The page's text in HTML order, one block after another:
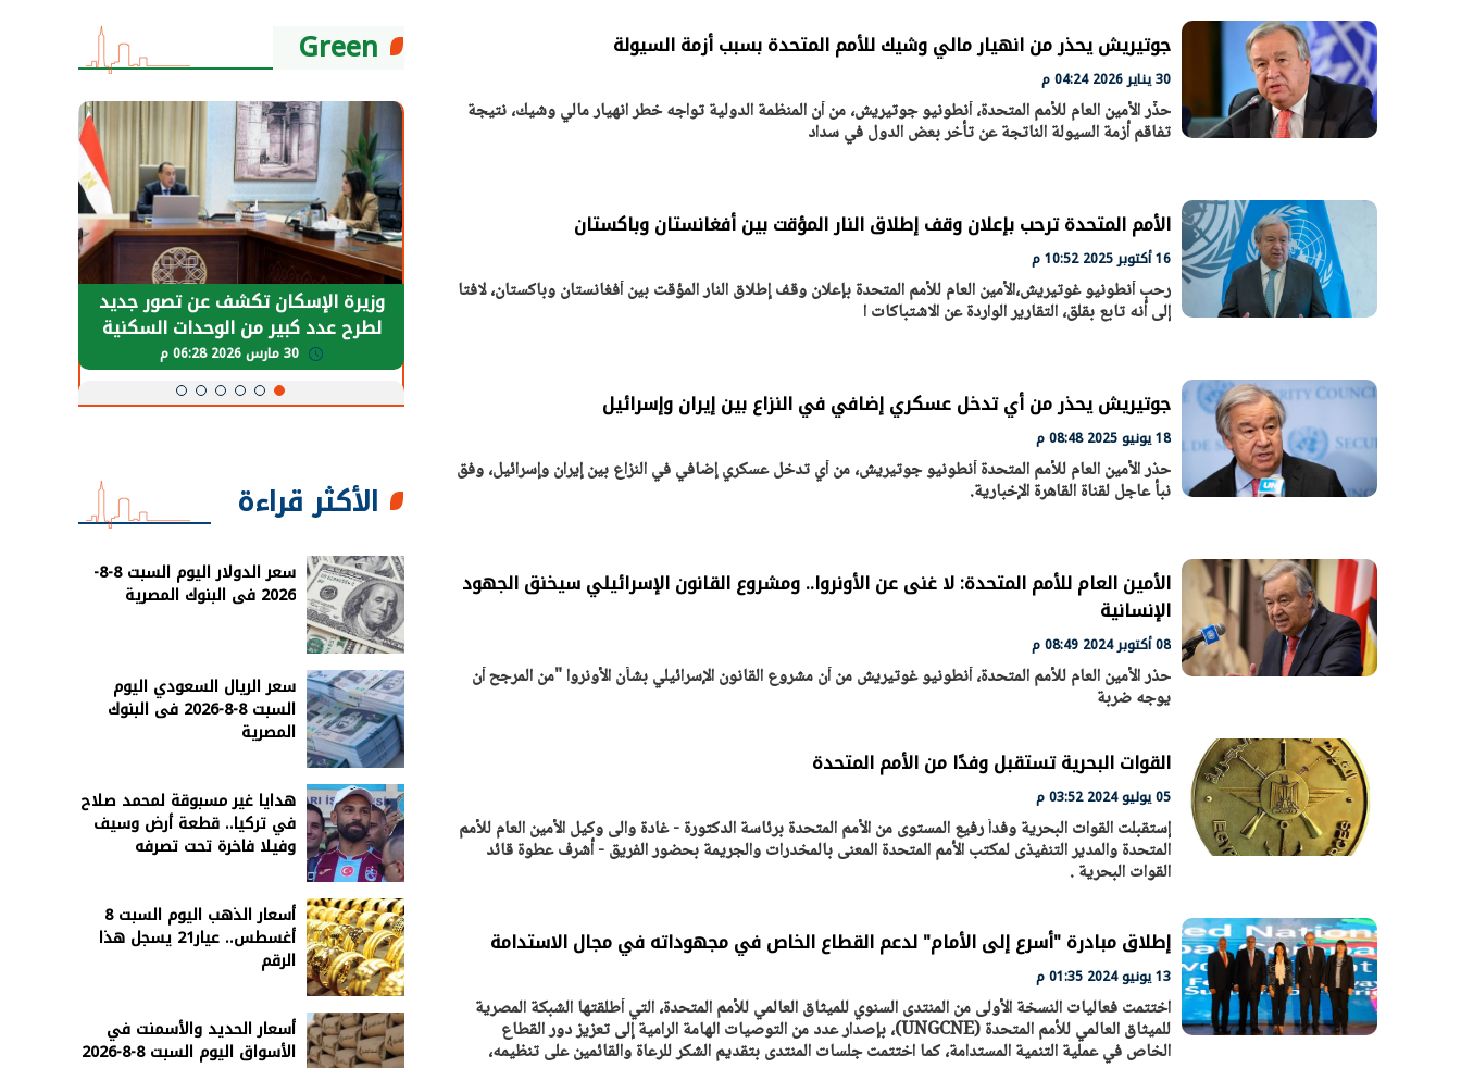
جوتيريش يحذر من انهيار مالي وشيك للأمم المتحدة بسبب أزمة السيولة
30 يناير 2026 04:24 م
حذّر الأمين العام للأمم المتحدة، أنطونيو جوتيريش، من أن المنظمة الدولية تواجه خطر انهيار مالي وشيك، نتيجة
تفاقم أزمة السيولة الناتجة عن تأخر بعض الدول في سداد
الأمم المتحدة ترحب بإعلان وقف إطلاق النار المؤقت بين أفغانستان وباكستان
16 أكتوبر 2025 10:52 م
رحب أنطونيو غوتيريش،الأمين العام للأمم المتحدة بإعلان وقف إطلاق النار المؤقت بين أفغانستان وباكستان، لافتا
إلى أنه تابع بقلق، التقارير الواردة عن الاشتباكات ا
جوتيريش يحذر من أي تدخل عسكري إضافي في النزاع بين إيران وإسرائيل
18 يونيو 2025 08:48 م
حذر الأمين العام للأمم المتحدة أنطونيو جوتيريش، من أي تدخل عسكري إضافي في النزاع بين إيران وإسرائيل، وفق
نبأ عاجل لقناة القاهرة الإخبارية.
الأمين العام للأمم المتحدة: لا غنى عن الأونروا.. ومشروع القانون الإسرائيلي سيخنق الجهود
الإنسانية
08 أكتوبر 2024 08:49 م
حذر الأمين العام للأمم المتحدة، أنطونيو غوتيريش من أن مشروع القانون الإسرائيلي بشأن الأونروا "من المرجح أن
يوجه ضربة
القوات البحرية تستقبل وفدًا من الأمم المتحدة
05 يوليو 2024 03:52 م
إستقبلت القوات البحرية وفداً رفيع المستوى من الأمم المتحدة برئاسة الدكتورة - غادة والى وكيل الأمين العام للأمم
المتحدة والمدير التنفيذى لمكتب الأمم المتحدة المعنى بالمخدرات والجريمة بحضور الفريق - أشرف عطوة قائد
القوات البحرية .
إطلاق مبادرة "أسرع إلى الأمام" لدعم القطاع الخاص في مجهوداته في مجال الاستدامة
13 يونيو 2024 01:35 م
اختتمت فعاليات النسخة الأولى من المنتدى السنوي للميثاق العالمي للأمم المتحدة، التي أطلقتها الشبكة المصرية
للميثاق العالمي للأمم المتحدة (UNGCNE)، بإصدار عدد من التوصيات الهامة الرامية إلى تعزيز دور القطاع
الخاص في عملية التنمية المستدامة، كما اختتمت جلسات المنتدى بتقديم الشكر للرعاة والقائمين على تنظيمه،
Green
الرئيس السيسي: تداعيات خطيرة على
الاقتصاد العالمي وأسعار الوقود حال
رئيس الوزراء يتابع الإجراءات الخاصة
بتنفيذ التوجيهات الرئاسية بطرح وحدات
افتتاح «إيجبس 2026» بحضور دولي وزيرة الإسكان تكشف عن تصور جديد
لطرح عدد كبير من الوحدات السكنية
بنظام الإيجار
الأكثر قراءة
سعر الدولار اليوم السبت 8-8-
2026 فى البنوك المصرية
سعر الريال السعودي اليوم
السبت 8-8-2026 فى البنوك
المصرية
هدايا غير مسبوقة لمحمد صلاح
في تركيا.. قطعة أرض وسيف
وفيلا فاخرة تحت تصرفه
أسعار الذهب اليوم السبت 8
أغسطس.. عيار21 يسجل هذا
الرقم
أسعار الحديد والأسمنت في
الأسواق اليوم السبت 8-8-2026